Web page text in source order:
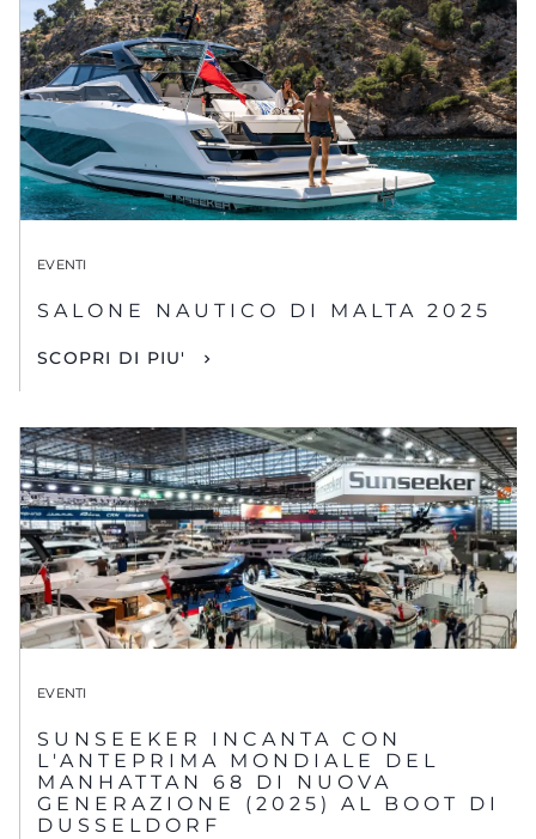
EVENTI
SALONE NAUTICO DI MALTA 2025
SCOPRI DI PIU'
EVENTI
SUNSEEKER INCANTA CON
L'ANTEPRIMA MONDIALE DEL
MANHATTAN 68 DI NUOVA
GENERAZIONE (2025) AL BOOT DI
DUSSELDORF